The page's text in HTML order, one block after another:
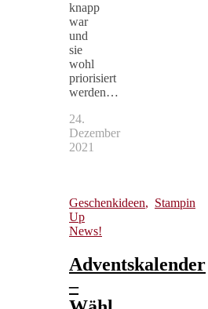
knapp
war
und
sie
wohl
priorisiert
werden…
24.
Dezember
2021
Geschenkideen, Stampin
Up
News!
Adventskalender
–